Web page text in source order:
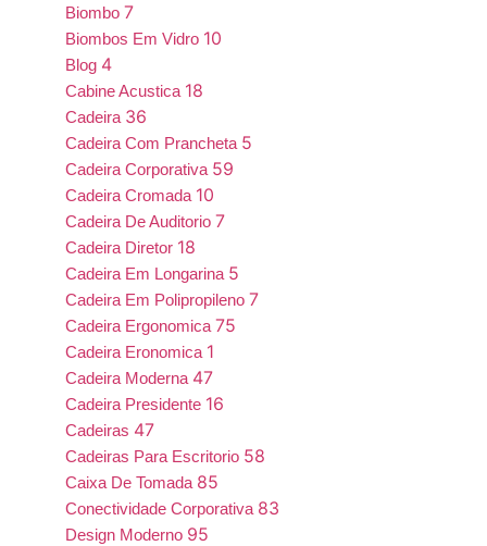
Biombo 7
Biombos Em Vidro 10
Blog 4
Cabine Acustica 18
Cadeira 36
Cadeira Com Prancheta 5
Cadeira Corporativa 59
Cadeira Cromada 10
Cadeira De Auditorio 7
Cadeira Diretor 18
Cadeira Em Longarina 5
Cadeira Em Polipropileno 7
Cadeira Ergonomica 75
Cadeira Eronomica 1
Cadeira Moderna 47
Cadeira Presidente 16
Cadeiras 47
Cadeiras Para Escritorio 58
Caixa De Tomada 85
Conectividade Corporativa 83
Design Moderno 95